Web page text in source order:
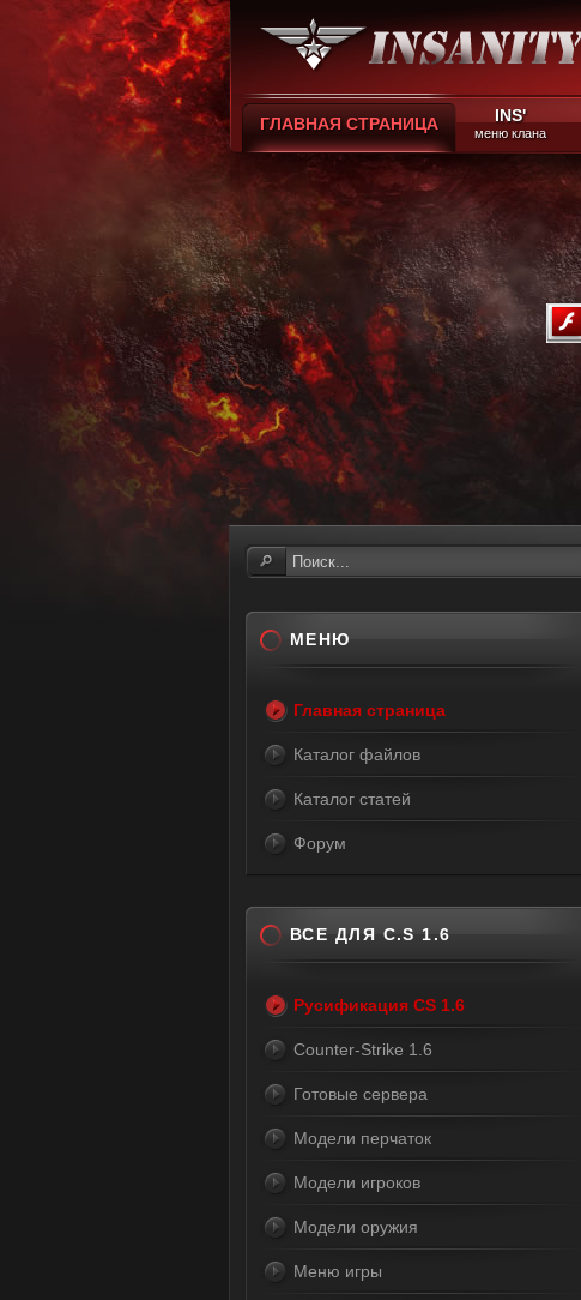
ГЛАВНАЯ СТРАНИЦА INS'
меню клана
МЕНЮ
Главная страница
Каталог файлов
Каталог статей
Форум
ВСЕ ДЛЯ C.S 1.6
Русификация CS 1.6
Counter-Strike 1.6
Готовые сервера
Модели перчаток
Модели игроков
Модели оружия
Меню игры